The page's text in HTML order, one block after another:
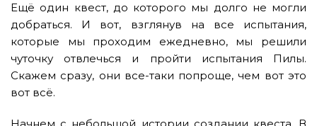
Ещё один квест, до которого мы долго не могли
добраться. И вот, взглянув на все испытания,
которые мы проходим ежедневно, мы решили
чуточку отвлечься и пройти испытания Пилы.
Скажем сразу, они все-таки попроще, чем вот это
вот всё.